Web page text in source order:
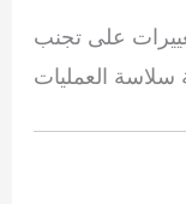
على تجنب